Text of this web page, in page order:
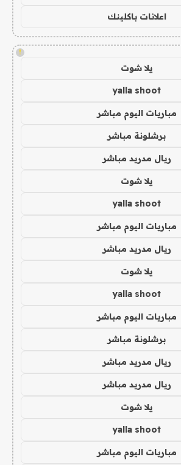
اعلانات باكلينك
!
يلا شوت
yalla shoot
مباريات اليوم مباشر
برشلونة مباشر
ريال مدريد مباشر
يلا شوت
yalla shoot
مباريات اليوم مباشر
ريال مدريد مباشر
يلا شوت
yalla shoot
مباريات اليوم مباشر
برشلونة مباشر
ريال مدريد مباشر
ريال مدريد مباشر
يلا شوت
yalla shoot
مباريات اليوم مباشر